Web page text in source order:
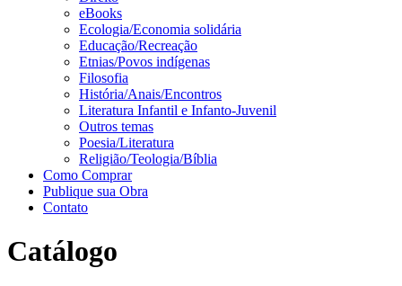
eBooks
Ecologia/Economia solidária
Educação/Recreação
Etnias/Povos indígenas
Filosofia
História/Anais/Encontros
Literatura Infantil e Infanto-Juvenil
Outros temas
Poesia/Literatura
Religião/Teologia/Bíblia
Como Comprar
Publique sua Obra
Contato
Catálogo